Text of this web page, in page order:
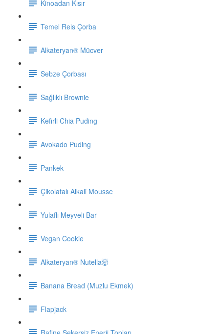
Kinoadan Kısır
Temel Reis Çorba
Alkateryan® Mücver
Sebze Çorbası
Sağlıklı Brownie
Kefirli Chia Puding
Avokado Puding
Pankek
Çikolatalı Alkali Mousse
Yulaflı Meyveli Bar
Vegan Cookie
Alkateryan® Nutella🤯
Banana Bread (Muzlu Ekmek)
Flapjack